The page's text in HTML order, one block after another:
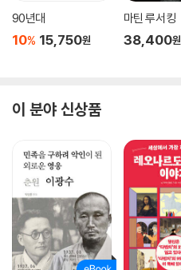
90년대
10% 15,750원
마틴 루서 킹
38,400원
이 분야 신상품